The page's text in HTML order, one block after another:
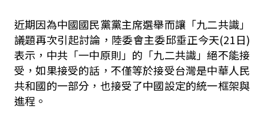
近期因為中國國民黨黨主席選舉而讓「九二共識」
議題再次引起討論，陸委會主委邱垂正今天(21日)
表示，中共「一中原則」的「九二共識」絕不能接
受，如果接受的話，不僅等於接受台灣是中華人民
共和國的一部分，也接受了中國設定的統一框架與
進程。